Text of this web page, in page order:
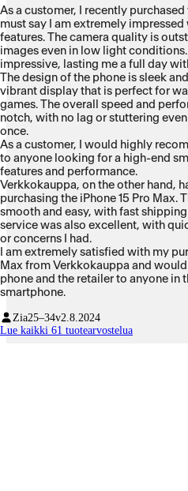
As a customer, I recently purchased
must say I am extremely
features. The camera quality is
images even in low light
impressive, lasting me a full day
The design of the phone is sleek
vibrant display that is perfect for
games. The overall speed and
notch, with no lag or stuttering
once.
As a customer, I would highly
to anyone looking for a high-end
features and performance.
Verkkokauppa, on the other hand,
purchasing the iPhone 15 Pro Max.
smooth and easy, with fast
service was also excellent, with
or concerns I had.
I am extremely satisfied with my
Max from Verkkokauppa and
phone and the retailer to anyone in
smartphone.
Zia25–34v2.8.2024
Lue kaikki 61 tuotearvostelua